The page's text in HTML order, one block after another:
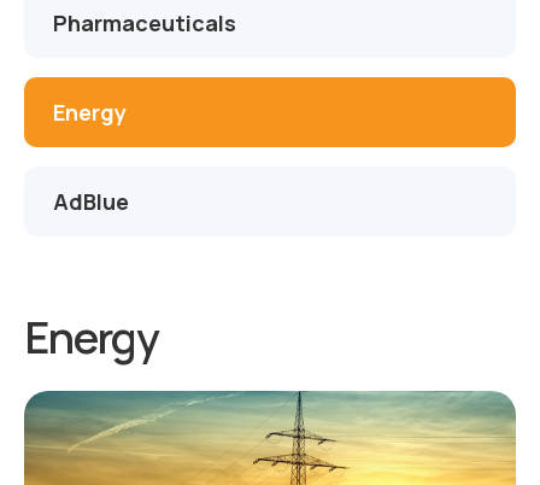
Pharmaceuticals
Energy
AdBlue
Energy